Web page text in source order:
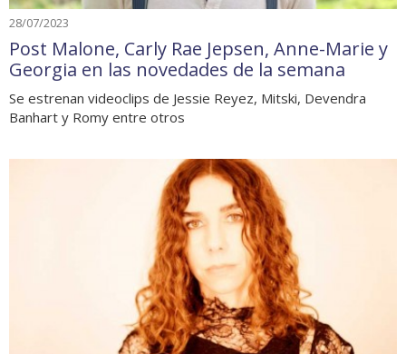
28/07/2023
Post Malone, Carly Rae Jepsen, Anne-Marie y
Georgia en las novedades de la semana
Se estrenan videoclips de Jessie Reyez, Mitski, Devendra
Banhart y Romy entre otros